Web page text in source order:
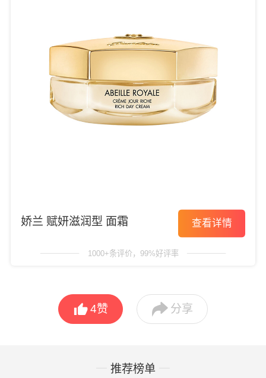
娇兰 赋妍滋润型 面霜 查看详情
1000+条评价，99%好评率
4赞  分享
推荐榜单